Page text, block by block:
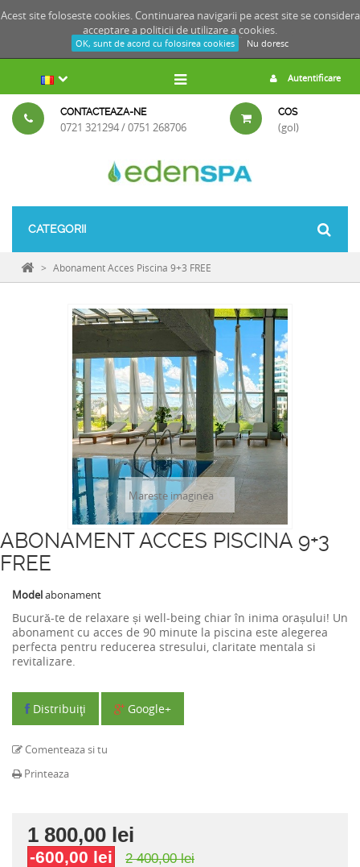
Acest site foloseste cookies. Continuarea navigarii pe acest site se considera
acceptare a politicii de utilizare a cookies.
OK, sunt de acord cu folosirea cookies Nu doresc
Autentificare
CONTACTEAZA-NE
0721 321294 / 0751 268706
COS
(gol)
CATEGORII
> Abonament Acces Piscina 9+3 FREE
Mareste imaginea
ABONAMENT ACCES PISCINA 9+3
FREE
Modelabonament
Bucură-te de relaxare și well-being chiar în inima orașului! Un
abonament cu acces de 90 minute la piscina este alegerea
perfecta pentru reducerea stresului, claritate mentala si
revitalizare.
Distribuiţi Google+
Comenteaza si tu
Printeaza
1 800,00 lei
-600,00 lei 2 400,00 lei